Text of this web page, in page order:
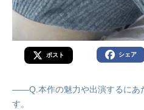
ポスト シェア
――Q.本作の魅力や出演するにあ
す。